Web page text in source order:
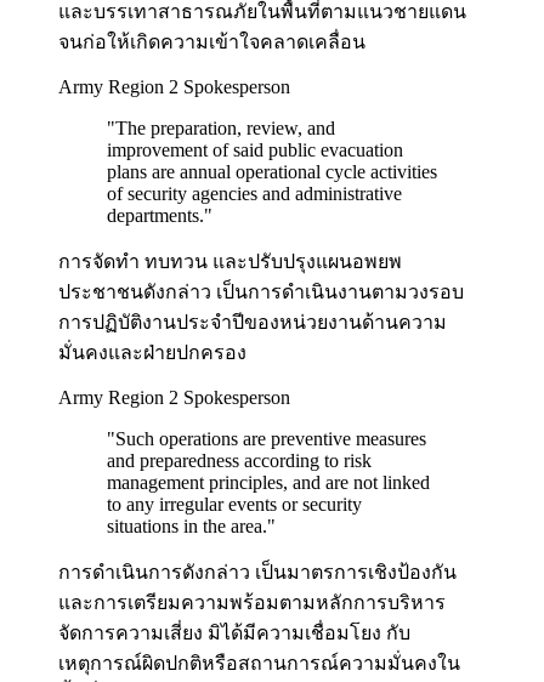
และบรรเทาสาธารณภัยในพื้นที่ตามแนวชายแดน
จนก่อให้เกิดความเข้าใจคลาดเคลื่อน
Army Region 2 Spokesperson
"The preparation, review, and
improvement of said public evacuation
plans are annual operational cycle activities
of security agencies and administrative
departments."
การจัดทำ ทบทวน และปรับปรุงแผนอพยพ
ประชาชนดังกล่าว เป็นการดำเนินงานตามวงรอบ
การปฏิบัติงานประจำปีของหน่วยงานด้านความ
มั่นคงและฝ่ายปกครอง
Army Region 2 Spokesperson
"Such operations are preventive measures
and preparedness according to risk
management principles, and are not linked
to any irregular events or security
situations in the area."
การดำเนินการดังกล่าว เป็นมาตรการเชิงป้องกัน
และการเตรียมความพร้อมตามหลักการบริหาร
จัดการความเสี่ยง มิได้มีความเชื่อมโยง กับ
เหตุการณ์ผิดปกติหรือสถานการณ์ความมั่นคงใน